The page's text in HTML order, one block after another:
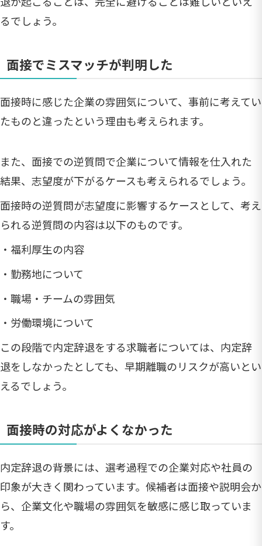
るでしょう。
面接でミスマッチが判明した
面接時に感じた企業の雰囲気について、事前に考えてい
たものと違ったという理由も考えられます。
また、面接での逆質問で企業について情報を仕入れた
結果、志望度が下がるケースも考えられるでしょう。
面接時の逆質問が志望度に影響するケースとして、考え
られる逆質問の内容は以下のものです。
・福利厚生の内容
・勤務地について
・職場・チームの雰囲気
・労働環境について
この段階で内定辞退をする求職者については、内定辞
退をしなかったとしても、早期離職のリスクが高いとい
えるでしょう。
面接時の対応がよくなかった
内定辞退の背景には、選考過程での企業対応や社員の
印象が大きく関わっています。候補者は面接や説明会か
ら、企業文化や職場の雰囲気を敏感に感じ取っていま
す。